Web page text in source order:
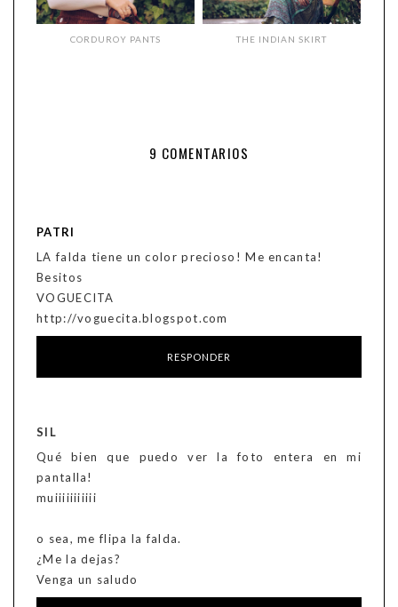
CORDUROY PANTS THE INDIAN SKIRT
9 COMENTARIOS
PATRI
LA falda tiene un color precioso! Me encanta!
Besitos
VOGUECITA
http://voguecita.blogspot.com
RESPONDER
SIL
Qué bien que puedo ver la foto entera en mi
pantalla!
muiiiiiiiiiii
o sea, me flipa la falda.
¿Me la dejas?
Venga un saludo